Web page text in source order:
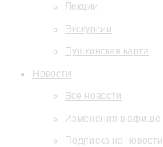
Лекции
Экскурсии
Пушкинская карта
Новости
Все новости
Изменения в афише
Подписка на новости